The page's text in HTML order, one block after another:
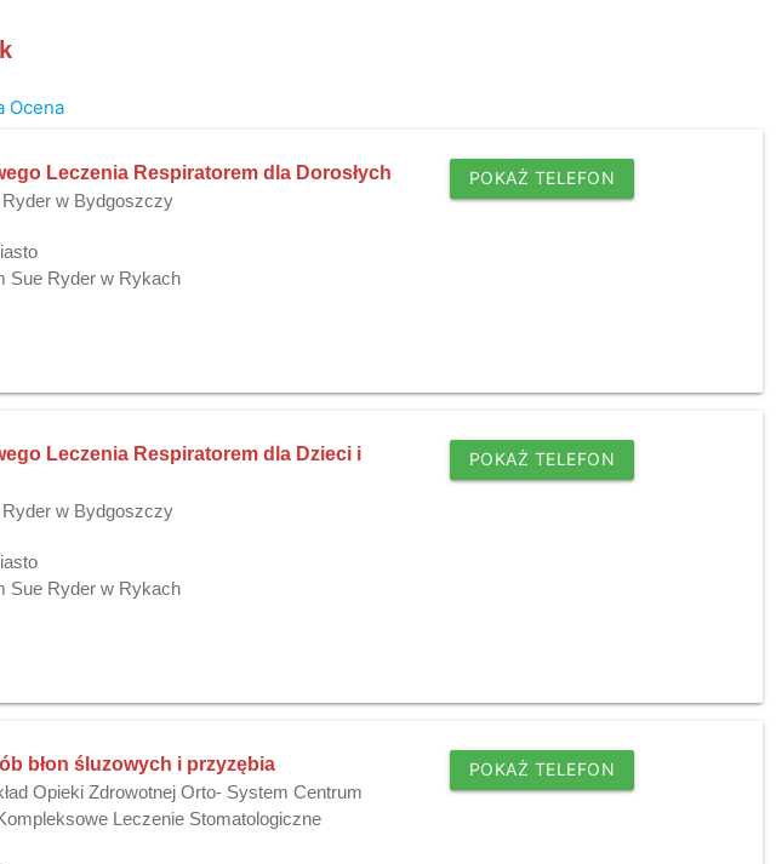
Ocena
Leczenia Respiratorem dla Dorosłych
w Bydgoszczy
POKAŻ TELEFON
Sue Ryder w Rykach
Leczenia Respiratorem dla Dzieci i
w Bydgoszczy
POKAŻ TELEFON
Sue Ryder w Rykach
błon śluzowych i przyzębia
Opieki Zdrowotnej Orto- System Centrum
Leczenie Stomatologiczne
POKAŻ TELEFON